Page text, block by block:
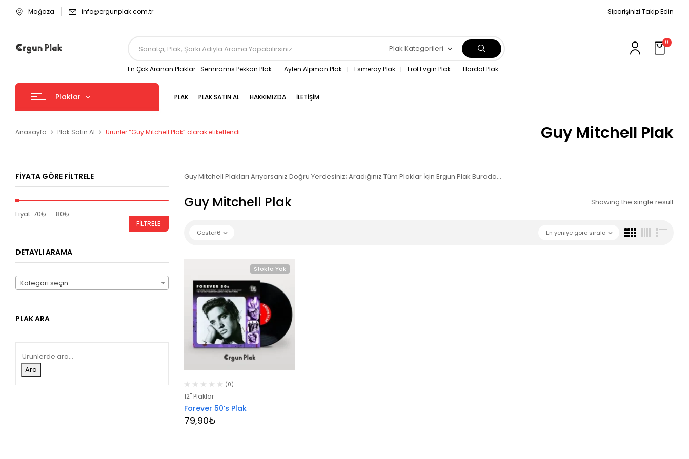
Mağaza info@ergunplak.com.tr Siparişinizi Takip Edin
Plak Kategorileri
En Çok Aranan Plaklar Semiramis Pekkan Plak Ayten Alpman Plak Esmeray Plak Erol Evgin Plak Hardal Plak
0
Plaklar PLAK PLAK SATIN AL HAKKIMIZDA İLETIŞIM
Guy Mitchell Plak
Anasayfa Plak Satın Al Ürünler “Guy Mitchell Plak” olarak etiketlendi
FIYATA GÖRE FILTRELE
En
En
FILTRELE
Fiyat: 70₺ — 80₺
DETAYLI ARAMA
Kategori seçin
PLAK ARA
Ara
Guy Mitchell Plakları Arıyorsanız Doğru Yerdesiniz; Aradığınız Tüm Plaklar İçin Ergun Plak Burada…
Guy Mitchell Plak Showing the single result
En yeniye göre sırala
Göster16
Stokta Yok
(0)
12" Plaklar
Forever 50’s Plak
79,90₺